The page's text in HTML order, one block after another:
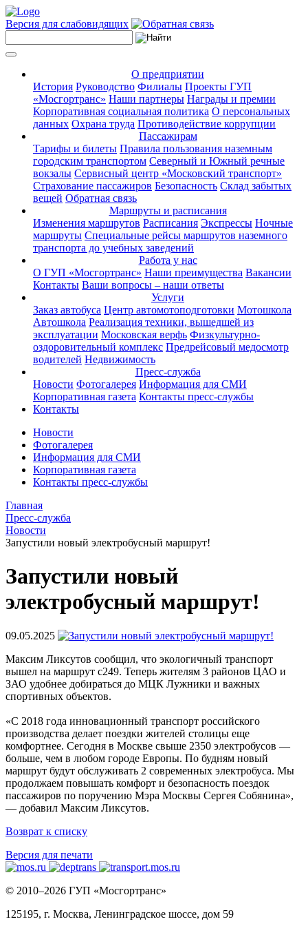
Версия для слабовидящих
О предприятии
История Руководство Филиалы Проекты ГУП
«Мосгортранс» Наши партнеры Награды и премии
Корпоративная социальная политика О персональных
данных Охрана труда Противодействие коррупции
Пассажирам
Тарифы и билеты Правила пользования наземным
городским транспортом Северный и Южный речные
вокзалы Сервисный центр «Московский транспорт»
Страхование пассажиров Безопасность Склад забытых
вещей Обратная связь
Маршруты и расписания
Изменения маршрутов Расписания Экспрессы Ночные
маршруты Специальные рейсы маршрутов наземного
транспорта до учебных заведений
Работа у нас
О ГУП «Мосгортранс» Наши преимущества Вакансии
Контакты Ваши вопросы – наши ответы
Услуги
Заказ автобуса Центр автомотоподготовки Мотошкола
Автошкола Реализация техники, вышедшей из
эксплуатации Московская верфь Физкультурно-
оздоровительный комплекс Предрейсовый медосмотр
водителей Недвижимость
Пресс-служба
Новости Фотогалерея Информация для СМИ
Корпоративная газета Контакты пресс-службы
Контакты
Новости
Фотогалерея
Информация для СМИ
Корпоративная газета
Контакты пресс-службы
Главная
Пресс-служба
Новости
Запустили новый электробусный маршрут!
Запустили новый
электробусный маршрут!
09.05.2025
Максим Ликсутов сообщил, что экологичный транспорт
вышел на маршрут с249. Теперь жителям 3 районов ЦАО и
ЗАО удобнее добираться до МЦК Лужники и важных
спортивных объектов.
«С 2018 года инновационный транспорт российского
производства делает поездки жителей столицы еще
комфортнее. Сегодня в Москве свыше 2350 электробусов —
больше, чем в любом городе Европы. По будням новый
маршрут будут обслуживать 2 современных электробуса. Мы
продолжаем повышать комфорт и безопасность поездок
пассажиров по поручению Мэра Москвы Сергея Собянина»,
— добавил Максим Ликсутов.
Возврат к списку
Версия для печати
© 2010–2026 ГУП «Мосгортранс»
125195, г. Москва, Ленинградское шоссе, дом 59